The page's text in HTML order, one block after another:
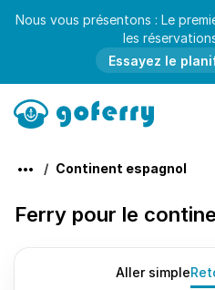
Nous vous présentons : Le
les
Essayez le
Continent espagnol
Ferry pour le
Aller simple